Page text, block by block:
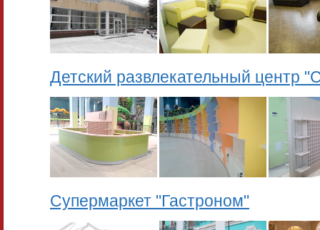
Детский развлекательный центр
Супермаркет "Гастроном"